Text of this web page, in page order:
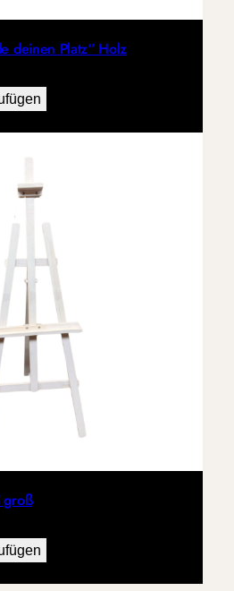
deinen Platz“ Holz
groß